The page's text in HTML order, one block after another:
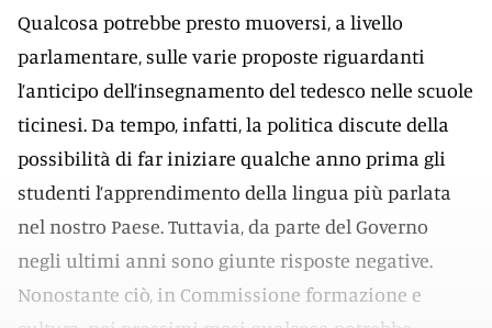
Qualcosa potrebbe presto muoversi, a livello
parlamentare, sulle varie proposte riguardanti
l’anticipo dell’insegnamento del tedesco nelle scuole
ticinesi. Da tempo, infatti, la politica discute della
possibilità di far iniziare qualche anno prima gli
studenti l’apprendimento della lingua più parlata
nel nostro Paese. Tuttavia, da parte del Governo
negli ultimi anni sono giunte risposte negative.
Nonostante ciò, in Commissione formazione e